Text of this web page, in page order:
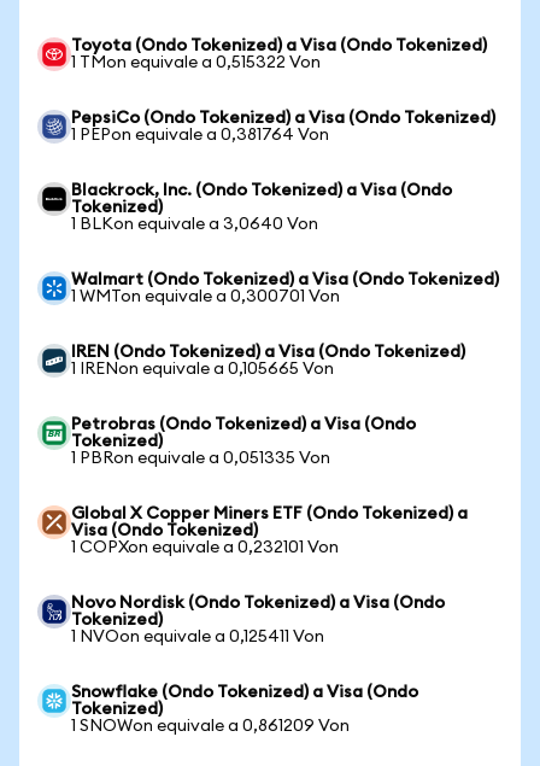
Toyota (Ondo Tokenized) a Visa (Ondo Tokenized)
1 TMon equivale a 0,515322 Von
PepsiCo (Ondo Tokenized) a Visa (Ondo Tokenized)
1 PEPon equivale a 0,381764 Von
Blackrock, Inc. (Ondo Tokenized) a Visa (Ondo
Tokenized)
1 BLKon equivale a 3,0640 Von
Walmart (Ondo Tokenized) a Visa (Ondo Tokenized)
1 WMTon equivale a 0,300701 Von
IREN (Ondo Tokenized) a Visa (Ondo Tokenized)
1 IRENon equivale a 0,105665 Von
Petrobras (Ondo Tokenized) a Visa (Ondo
Tokenized)
1 PBRon equivale a 0,051335 Von
Global X Copper Miners ETF (Ondo Tokenized) a
Visa (Ondo Tokenized)
1 COPXon equivale a 0,232101 Von
Novo Nordisk (Ondo Tokenized) a Visa (Ondo
Tokenized)
1 NVOon equivale a 0,125411 Von
Snowflake (Ondo Tokenized) a Visa (Ondo
Tokenized)
1 SNOWon equivale a 0,861209 Von